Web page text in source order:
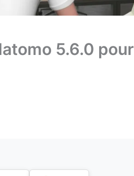
5.6.0 pour